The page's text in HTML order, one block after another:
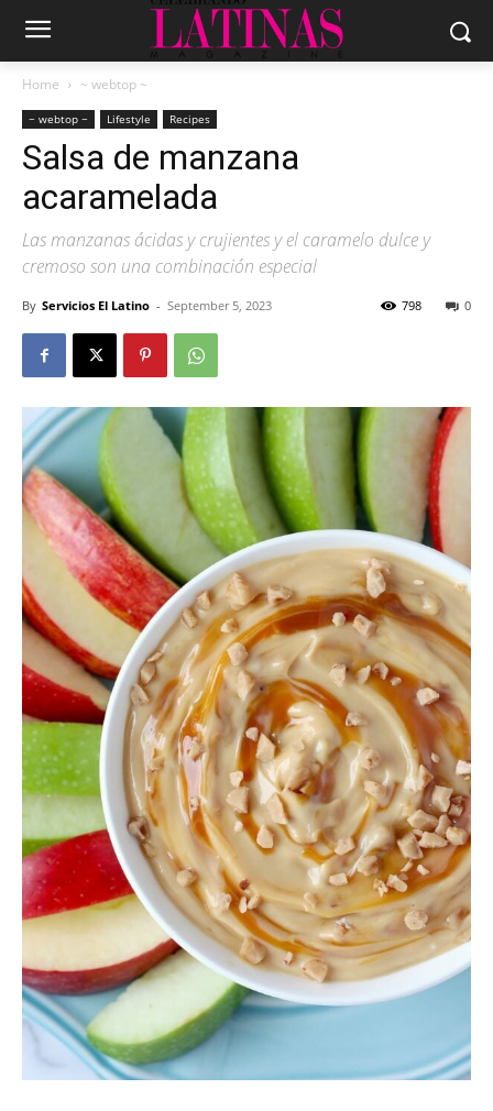
Home ~ webtop ~
~ webtop ~ Lifestyle Recipes
Salsa de manzana
acaramelada
Las manzanas ácidas y crujientes y el caramelo dulce y
cremoso son una combinación especial
By Servicios El Latino - September 5, 2023 0
798